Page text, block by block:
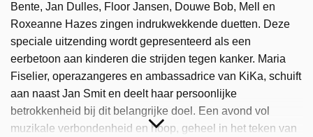
Bente, Jan Dulles, Floor Jansen, Douwe Bob, Mell en
Roxeanne Hazes zingen indrukwekkende duetten. Deze
speciale uitzending wordt gepresenteerd als een
eerbetoon aan kinderen die strijden tegen kanker. Maria
Fiselier, operazangeres en ambassadrice van KiKa, schuift
aan naast Jan Smit en deelt haar persoonlijke
betrokkenheid bij dit belangrijke doel. Een avond vol
muzikale verbondenheid en hoop, geheel in het teken van